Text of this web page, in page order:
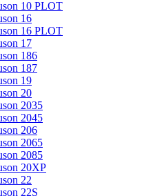
10 PLOT
16
16 PLOT
17
186
187
19
20
2035
2045
206
2065
2085
20XP
22
22S